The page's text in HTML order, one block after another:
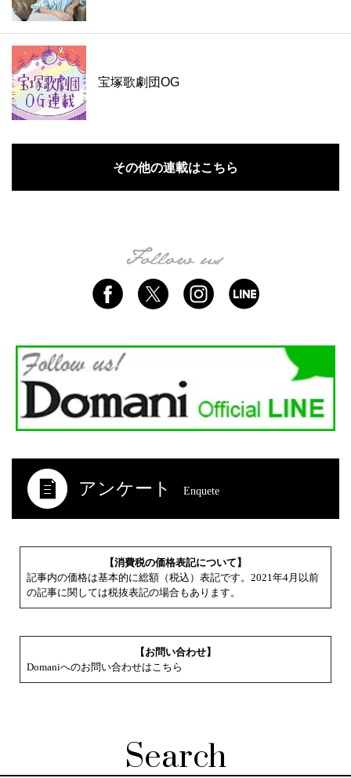
宝塚歌劇団OG
その他の連載はこちら
アンケート Enquete
【消費税の価格表記について】
記事内の価格は基本的に総額（税込）表記です。2021年4月以前
の記事に関しては税抜表記の場合もあります。
【お問い合わせ】
Domaniへのお問い合わせはこちら
Search